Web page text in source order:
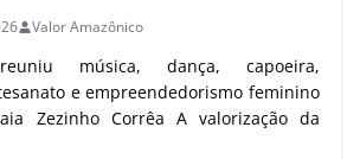
Valor Amazônico
reuniu música, dança, capoeira,
e empreendedorismo feminino
Zezinho Corrêa A valorização da